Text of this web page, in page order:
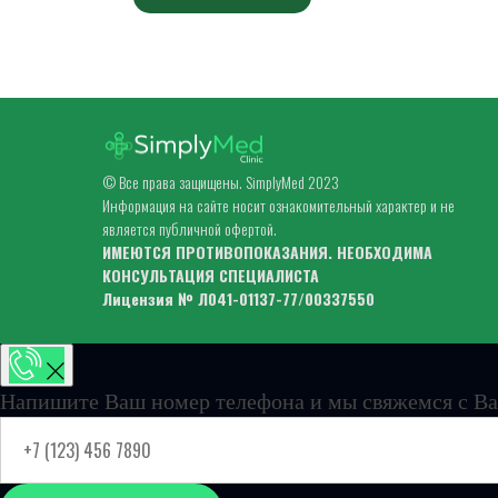
© Все права защищены. SimplyMed 2023
Информация на сайте носит ознакомительный характер и не
является публичной офертой.
ИМЕЮТСЯ ПРОТИВОПОКАЗАНИЯ. НЕОБХОДИМА
КОНСУЛЬТАЦИЯ СПЕЦИАЛИСТА
Лицензия № Л041-01137-77/00337550
Напишите Ваш номер телефона и мы свяжемся с